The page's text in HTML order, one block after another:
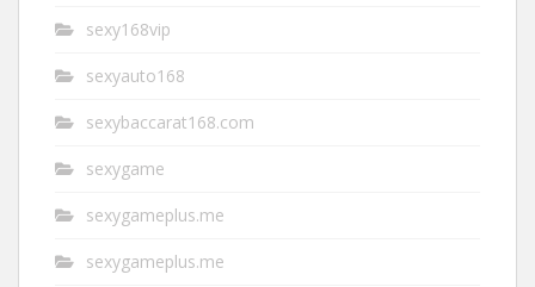
sexy168vip
sexyauto168
sexybaccarat168.com
sexygame
sexygameplus.me
sexygameplus.me